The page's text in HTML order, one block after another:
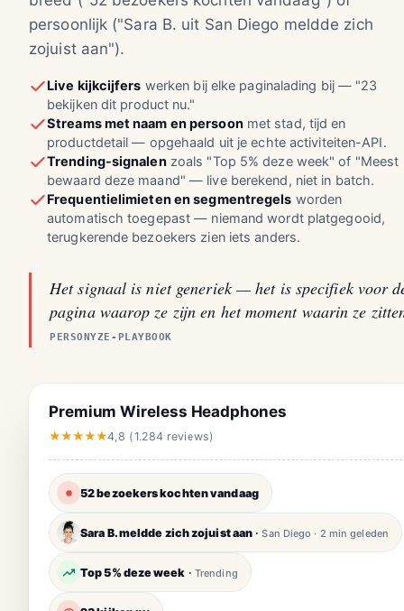
persoonlijk ("Sara B. uit San Diego meldde zich
zojuist aan").
Live kijkcijfers werken bij elke paginalading bij — "23
bekijken dit product nu."
Streams met naam en persoonmet stad, tijd en
productdetail — opgehaald uit je echte activiteiten-API.
Trending-signalenzoals "Top 5% deze week" of "Meest
bewaard deze maand" — live berekend, niet in batch.
Frequentielimieten en segmentregels worden
automatisch toegepast — niemand wordt platgegooid,
terugkerende bezoekers zien iets anders.
Het signaal is niet generiek — het is specifiek voor
pagina waarop ze zijn en het moment waarin ze
PERSONYZE-PLAYBOOK
Premium Wireless Headphones
★★★★★4,8 (1.284 reviews)
52 bezoekers kochten vandaag
Sara B. meldde zich zojuist aan ·San Diego · 2 min geleden
Top 5% deze week · Trending